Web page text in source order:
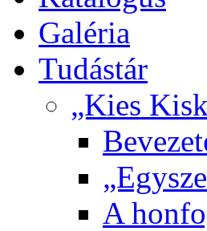
Galéria
Tudástár
„Kies
A